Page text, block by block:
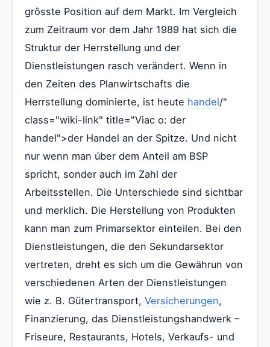
grôsste Position auf dem Markt. Im Vergleich
zum Zeitraum vor dem Jahr 1989 hat sich die
Struktur der Herrstellung und der
Dienstleistungen rasch verändert. Wenn in
den Zeiten des Planwirtschafts die
Herrstellung dominierte, ist heute handel/"
class="wiki-link" title="Viac o: der
handel">der Handel an der Spitze. Und nicht
nur wenn man úber dem Anteil am BSP
spricht, sonder auch im Zahl der
Arbeitsstellen. Die Unterschiede sind sichtbar
und merklich. Die Herstellung von Produkten
kann man zum Primarsektor einteilen. Bei den
Dienstleistungen, die den Sekundarsektor
vertreten, dreht es sich um die Gewährun von
verschiedenen Arten der Dienstleistungen
wie z. B. Gütertransport, Versicherungen,
Finanzierung, das Dienstleistungshandwerk –
Friseure, Restaurants, Hotels, Verkaufs- und